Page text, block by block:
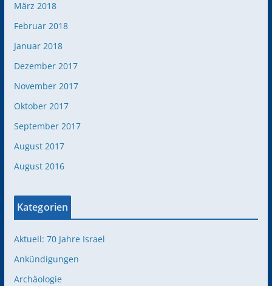
März 2018
Februar 2018
Januar 2018
Dezember 2017
November 2017
Oktober 2017
September 2017
August 2017
August 2016
Kategorien
Aktuell: 70 Jahre Israel
Ankündigungen
Archäologie